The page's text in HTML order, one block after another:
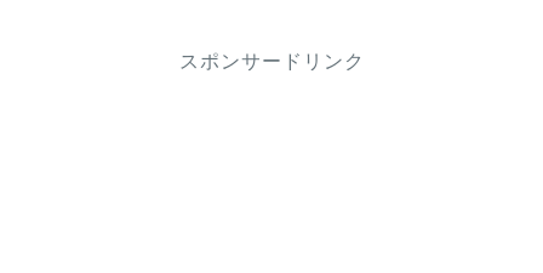
スポンサードリンク